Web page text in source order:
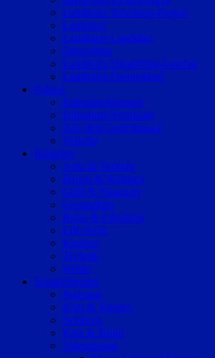
Landkreis Straubing-Bogen
Landshut
Landkreis Landshut
Dingolfing
Landkreis Dingolfing-Landau
Landkreis Deggendorf
Polizei
Polizeimeldungen
Fahndung/Vermisste
Aus dem Gerichtssaal
Verkehr
Ratgeber
Auto & Verkehr
Bauen & Wohnen
Geld & Finanzen
Gesundheit
Reise & Erholung
Life-Style
Karriere
Technik
Wetter
Sonderthemen
Podcasts
Kids & Teenies
Senioren
Katz & Hund
Valentinstag